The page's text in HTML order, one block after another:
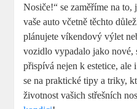
Nosiče!“ se zaměříme na
vaše auto včetně těchto
plánujete víkendový výlet
vozidlo vypadalo jako nové,
přispívá nejen k estetice,
se na praktické tipy a triky,
životnost vašich střešních